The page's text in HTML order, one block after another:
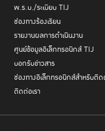
พ.ร.บ./ระเบียบ TIJ
ช่องทางร้องเรียน
รายงานผลการดำเนินงาน
ศูนย์ข้อมูลอิเล็กทรอนิกส์ TIJ
บอกรับข่าวสาร
ช่องทางอิเล็กทรอนิกส์สำหรับติ
ติดต่อเรา